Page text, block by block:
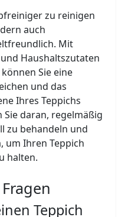
zu reinigen
auch
Mit
Haushaltszutaten
Sie eine
und das
Ihres Teppichs
daran, regelmäßig
zu behandeln und
um Ihren Teppich
halten.
Teppich